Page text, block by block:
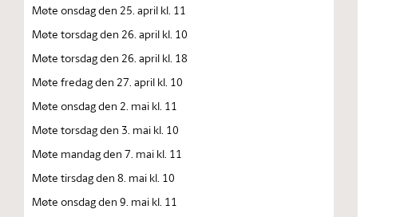
Møte onsdag den 25. april kl. 11
Møte torsdag den 26. april kl. 10
Møte torsdag den 26. april kl. 18
Møte fredag den 27. april kl. 10
Møte onsdag den 2. mai kl. 11
Møte torsdag den 3. mai kl. 10
Møte mandag den 7. mai kl. 11
Møte tirsdag den 8. mai kl. 10
Møte onsdag den 9. mai kl. 11